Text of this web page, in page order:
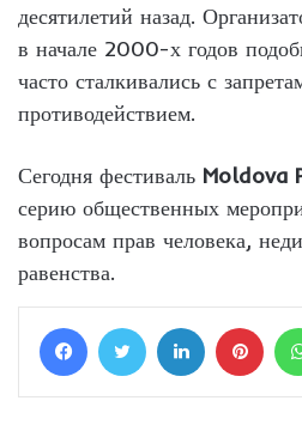
десятилетий назад.
в начале 2000-х годов
часто сталкивались с
противодействием.
Сегодня фестиваль Moldova
серию общественных
вопросам прав человека,
равенства.
FacebookTwitter LinkedIn